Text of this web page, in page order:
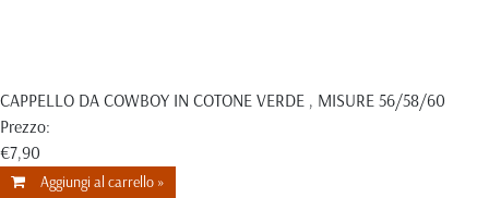
CAPPELLO DA COWBOY IN COTONE VERDE , MISURE 56/58/60
Prezzo:
€7,90
Aggiungi al carrello »